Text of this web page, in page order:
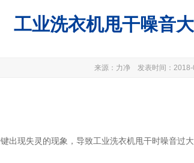
工业洗衣机甩干噪音
来源：力净 发表时间：
出现失灵的现象，导致工业洗衣机甩干时噪音过大